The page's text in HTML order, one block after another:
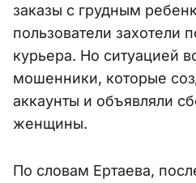
заказы с грудным
пользователи захотели
курьера. Но ситуацией
мошенники, которые
аккаунты и объявляли
женщины.
По словам Ертаева,